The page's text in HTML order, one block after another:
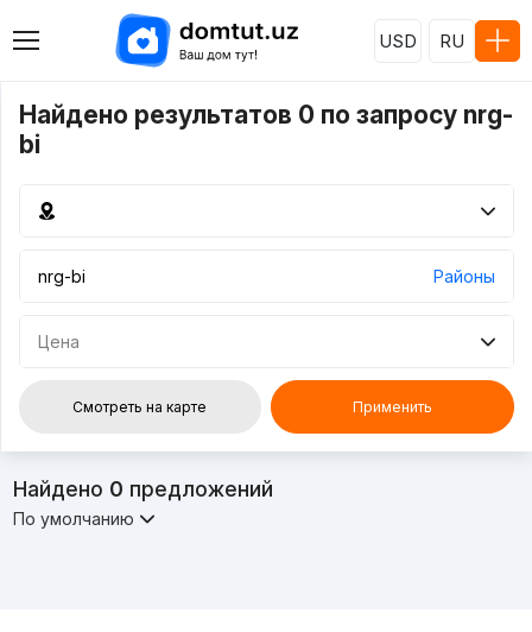
USD RU
Найдено результатов 0 по запросу nrg-
bi
Районы
Цена
Смотреть на карте Применить
Найдено 0 предложений
По умолчанию